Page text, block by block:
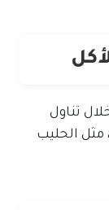
تناول
الأطعمة الغنية بالكالسيوم وفيتامين D، مثل الحليب